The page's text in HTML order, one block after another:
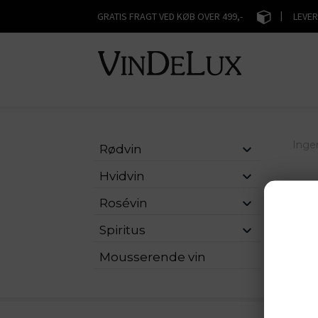
GRATIS FRAGT VED KØB OVER 499,- |
Rødvin
Hvidvin
Rosévin
Spiritus
Mousserende vin